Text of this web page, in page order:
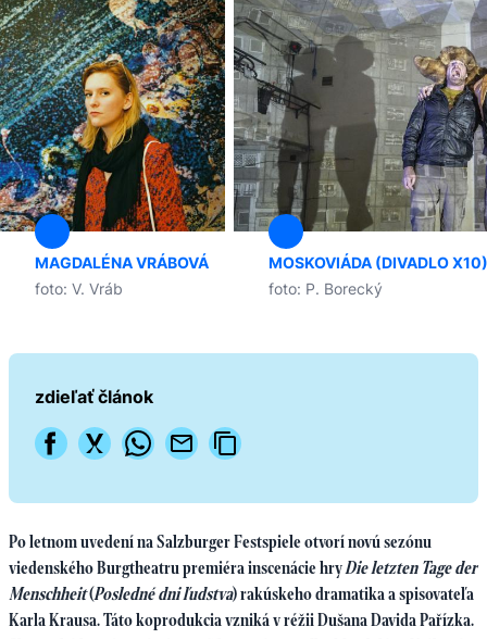
MAGDALÉNA VRÁBOVÁ
foto: V. Vráb
MOSKOVIÁDA (DIVADLO X10)
foto: P. Borecký
zdieľať článok
Po letnom uvedení na Salzburger Festspiele otvorí novú sezónu
viedenského Burgtheatru premiéra inscenácie hryDie letzten Tage der
Menschheit(Posledné dni ľudstva) rakúskeho dramatika a spisovateľa
Karla Krausa. Táto koprodukcia vzniká v réžii Dušana Davida Pařízka.